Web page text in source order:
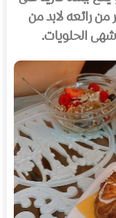
رائعه لابد من
الحلويات.